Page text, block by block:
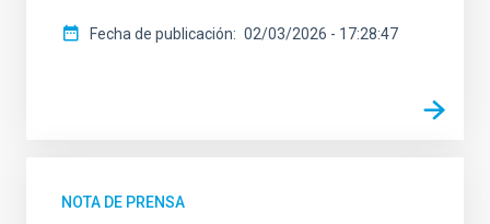
Fecha de publicación 02/03/2026 - 17:28:47
NOTA DE PRENSA